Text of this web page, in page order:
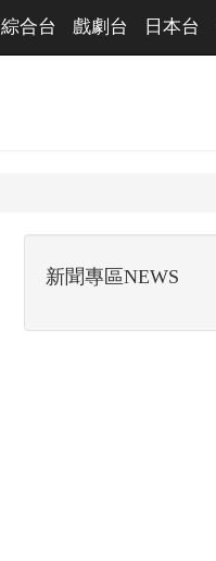
綜合台 戲劇台 日本台
新聞專區NEWS